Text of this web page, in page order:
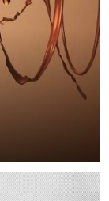
Er
die Mitte